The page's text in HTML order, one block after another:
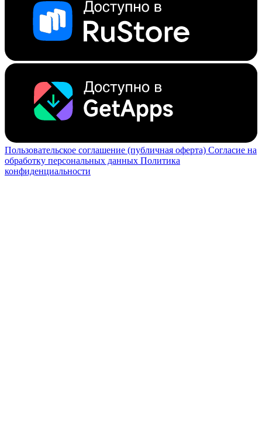
Пользовательское соглашение (публичная оферта) Согласие на
обработку персональных данных Политика
конфиденциальности